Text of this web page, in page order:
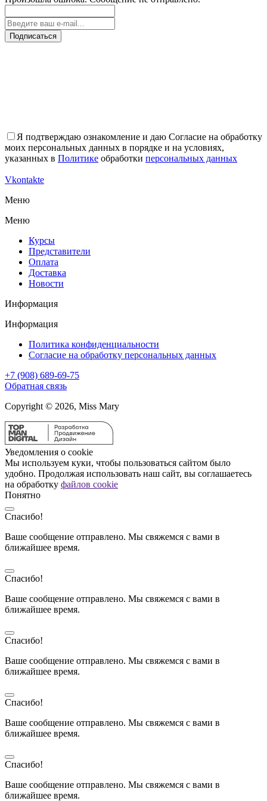
Подписаться
Я подтверждаю ознакомление и даю Согласие на обработку
моих персональных данных в порядке и на условиях,
указанных в Политике обработки персональных данных
Vkontakte
Меню
Меню
Курсы
Представители
Оплата
Доставка
Новости
Информация
Информация
Политика конфиденциальности
Согласие на обработку персональных данных
+7 (908) 689-69-75
Обратная связь
Copyright © 2026, Miss Mary
Уведомления о cookie
Мы используем куки, чтобы пользоваться сайтом было
удобно. Продолжая использовать наш сайт, вы соглашаетесь
на обработку файлов cookie
Понятно
Спасибо!
Ваше сообщение отправлено. Мы свяжемся с вами в
ближайшее время.
Спасибо!
Ваше сообщение отправлено. Мы свяжемся с вами в
ближайшее время.
Спасибо!
Ваше сообщение отправлено. Мы свяжемся с вами в
ближайшее время.
Спасибо!
Ваше сообщение отправлено. Мы свяжемся с вами в
ближайшее время.
Спасибо!
Ваше сообщение отправлено. Мы свяжемся с вами в
ближайшее время.